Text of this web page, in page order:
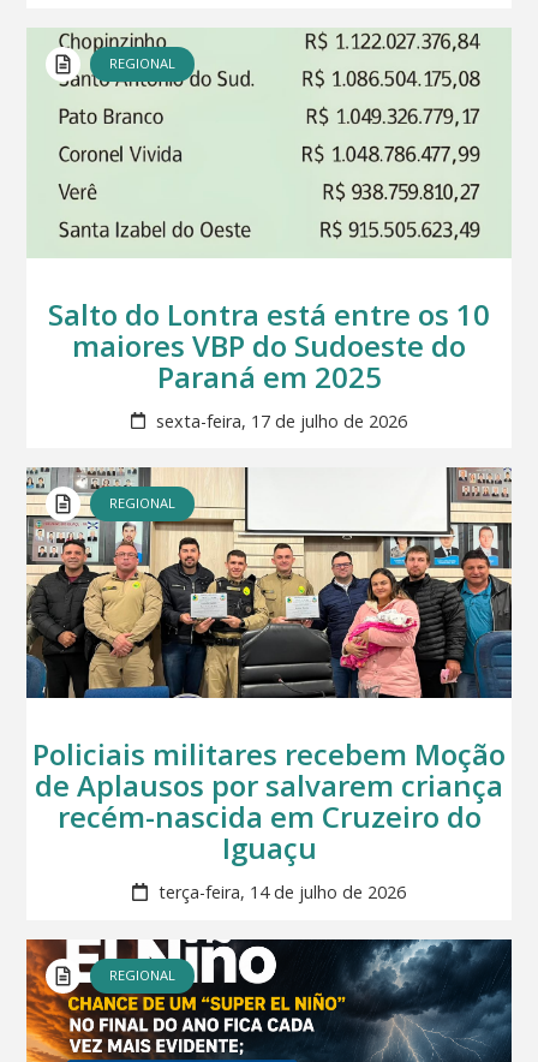
REGIONAL
Salto do Lontra está entre os 10
maiores VBP do Sudoeste do
Paraná em 2025
sexta-feira, 17 de julho de 2026
REGIONAL
Policiais militares recebem Moção
de Aplausos por salvarem criança
recém-nascida em Cruzeiro do
Iguaçu
terça-feira, 14 de julho de 2026
REGIONAL